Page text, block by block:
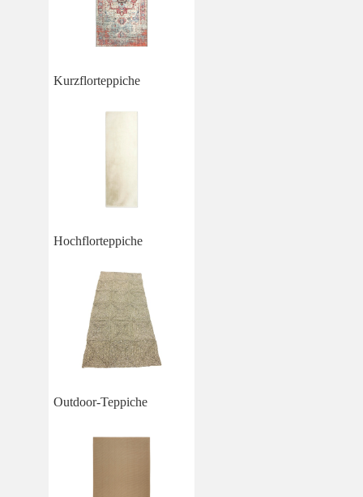
Kurzflorteppiche
Hochflorteppiche
Outdoor-Teppiche